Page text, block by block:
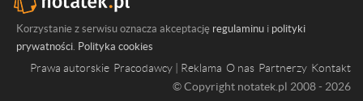
Korzystanie z serwisu oznacza akceptację regulaminu i polityki
prywatności. Polityka cookies
Prawa autorskie Pracodawcy | Reklama O nas Partnerzy Kontakt
© Copyright notatek.pl 2008 - 2026